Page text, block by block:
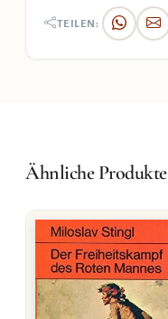
TEILEN:
Ähnliche Produkte